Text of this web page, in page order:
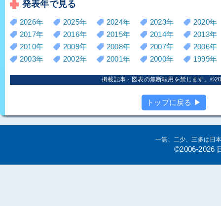
発表年で見る
2026年 2025年 2024年 2023年
2020年
2017年
2016年 2015年 2014年
2013年
2010年
2009年 2008年 2007年
2006年
2003年
2002年 2001年 2000年 1999年
掲載記事・図表の無断転用を禁じます。
トップに戻る ▶
一無、二少、三多は日
©2006-2026